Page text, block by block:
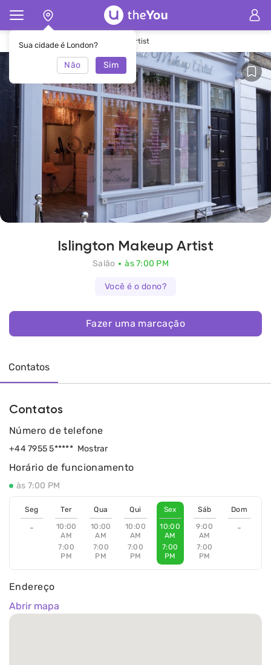
Sua cidade é London?
Não Sim
Principal Salão Islington Makeup Artist
Islington Makeup Artist
Salão às 7:00 PM
Você é o dono?
Fazer uma marcação
Contatos
Contatos
Endereço
Abrir mapa
Horário de funcionamento
às 7:00 PM
Seg
-
Ter
10:00
AM
7:00
PM
Qua
10:00
AM
7:00
PM
Qui
10:00
AM
7:00
PM
Sex
10:00
AM
7:00
PM
Sáb
9:00
AM
7:00
PM
Dom
-
Número de telefone
+44 7955 5***** Mostrar